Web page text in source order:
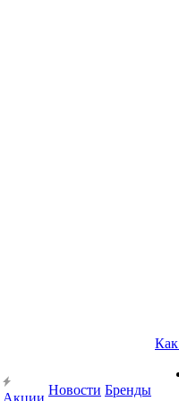
Акции
Новости Бренды